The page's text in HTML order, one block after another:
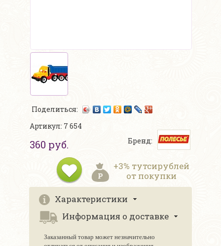
Поделиться:
Артикул: 7 654
360 руб. Бренд:
+3% тутсирублей
от покупки
Характеристики
Информация о доставке
Заказанный товар может незначительно